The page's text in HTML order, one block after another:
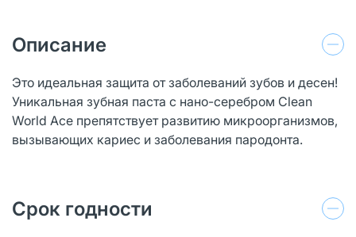
Описание
Это идеальная защита от заболеваний зубов и десен!
Уникальная зубная паста с нано-серебром Clean
World Ace препятствует развитию микроорганизмов,
вызывающих кариес и заболевания пародонта.
Срок годности